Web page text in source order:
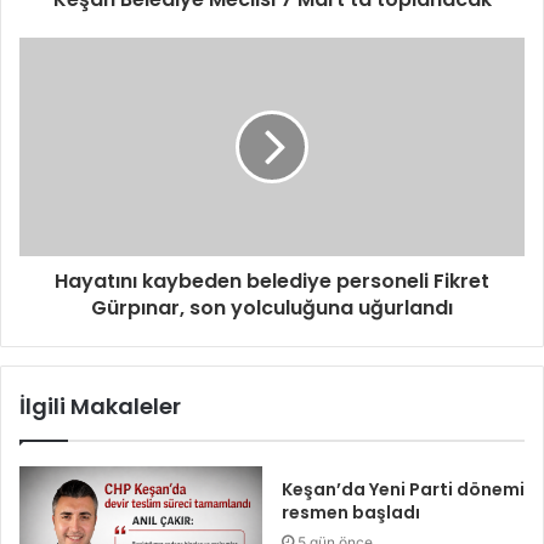
Hayatını kaybeden belediye personeli Fikret
Gürpınar, son yolculuğuna uğurlandı
İlgili Makaleler
Keşan’da Yeni Parti dönemi
resmen başladı